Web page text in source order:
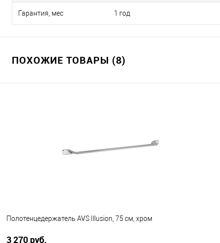
Гарантия, мес 1 год
ПОХОЖИЕ ТОВАРЫ (8)
Полотенцедержатель AVS Illusion, 75 см, хром
3 270 руб.